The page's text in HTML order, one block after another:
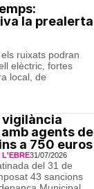
la prealerta
ruixats podran
elèctric, fortes
local, de
agents de
a 750 euros
L'EBRE31/07/2026
del 31 de
43 sancions